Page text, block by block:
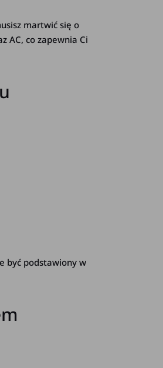
martwić się o
AC, co zapewnia Ci
być podstawiony w